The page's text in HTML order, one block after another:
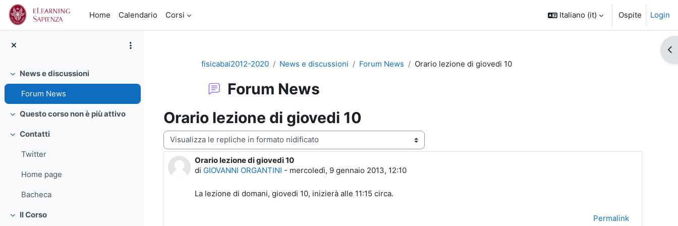
Vai al contenuto principale
Home
Calendario Corsi Italiano ‎(it)‎ Ospite Login
Minimizza
News e discussioni
Forum News
Minimizza
Questo corso non è più attivo
Minimizza
Contatti
Twitter
Home page
Bacheca
Minimizza
Il Corso
fisicabai2012-2020
News e discussioni Forum News Orario lezione di giovedi 10
Forum News
Orario lezione di giovedi 10
Modalità visualizzazione
Orario lezione di giovedi 10
di GIOVANNI ORGANTINI - mercoledì, 9 gennaio 2013, 12:10
Numero di risposte: 0
La lezione di domani, giovedi 10, inizierà alle 11:15 circa.
Permalink